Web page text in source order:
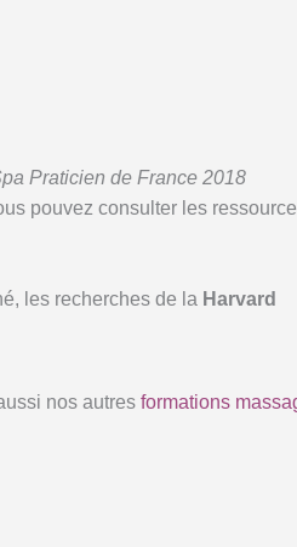
Praticien de France 2018
pouvez consulter les
les recherches de la Harvard
nos autres formations